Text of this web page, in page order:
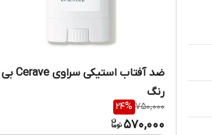
ضد آفتاب استیکی سراوی Cerave بی
رنگ
750,000
24%
570,000